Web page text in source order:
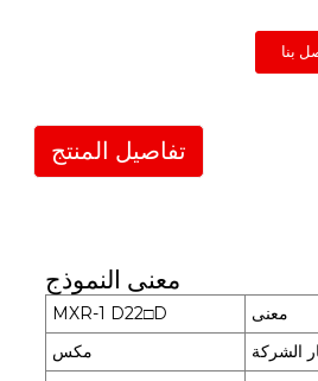
بنا
تفاصيل المنتج
معنى النموذج
MXR-1 D22□D
معنى
مكس